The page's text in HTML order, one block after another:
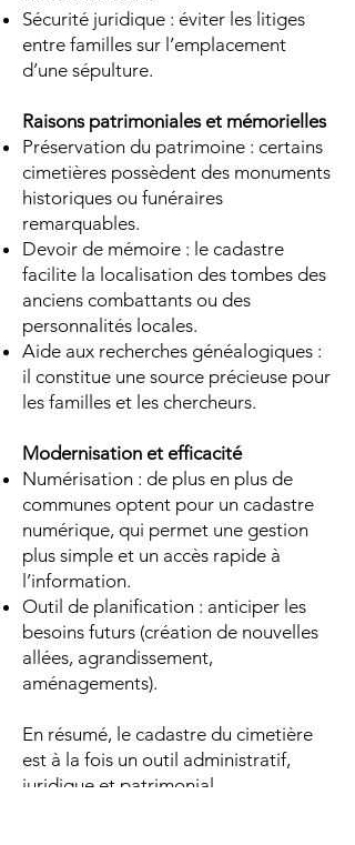
Sécurité juridique : éviter les litiges
entre familles sur l’emplacement
d’une sépulture.
Raisons patrimoniales et mémorielles
Préservation du patrimoine : certains
cimetières possèdent des monuments
historiques ou funéraires
remarquables.
Devoir de mémoire : le cadastre
facilite la localisation des tombes des
anciens combattants ou des
personnalités locales.
Aide aux recherches généalogiques :
il constitue une source précieuse pour
les familles et les chercheurs.
Modernisation et efficacité
Numérisation : de plus en plus de
communes optent pour un cadastre
numérique, qui permet une gestion
plus simple et un accès rapide à
l’information.
Outil de planification : anticiper les
besoins futurs (création de nouvelles
allées, agrandissement,
aménagements).
En résumé, le cadastre du cimetière
est à la fois un outil administratif,
juridique et patrimonial,